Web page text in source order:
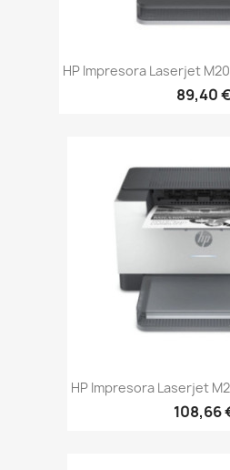
HP Impresora Laserjet
89,40 €
HP Impresora Laserjet
108,66